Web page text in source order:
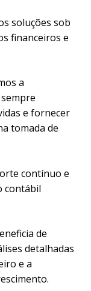
soluções sob
financeiros e
a
sempre
e fornecer
tomada de
contínuo e
contábil
de
detalhadas
e a